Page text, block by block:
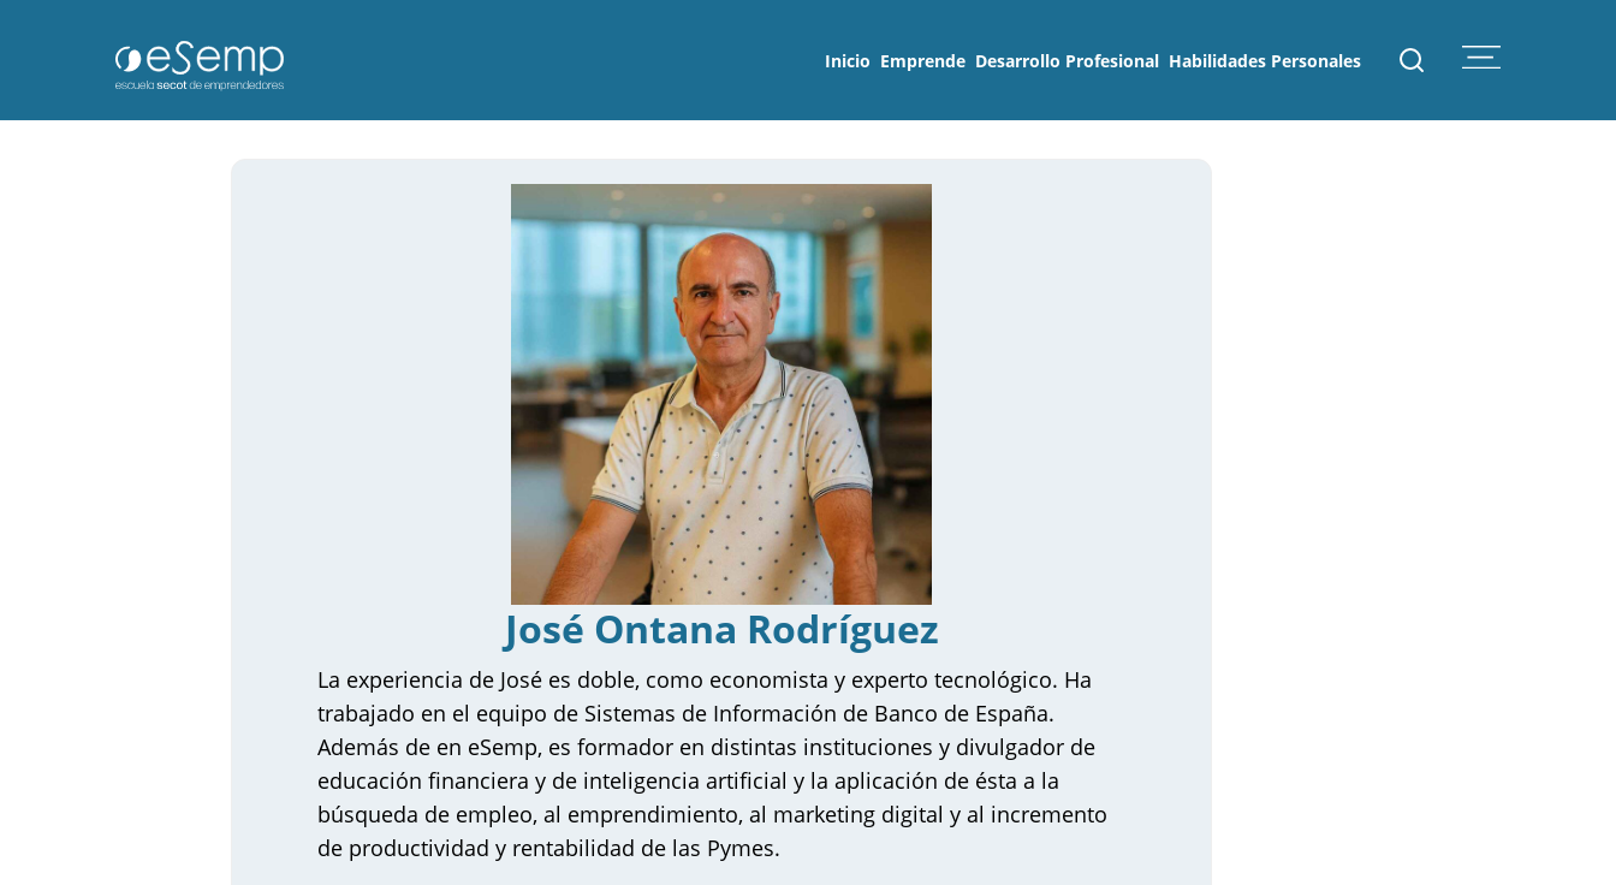
Inicio Emprende Desarrollo Profesional Habilidades Personales
Escuela SECOT de Emprendedores – eSemp
Claustro de Profesores
¿Por qué elegir eSemp?
Testimonios
Inscripción
José Ontana Rodríguez
La experiencia de José es doble, como economista y experto tecnológico. Ha
trabajado en el equipo de Sistemas de Información de Banco de España.
Además de en eSemp, es formador en distintas instituciones y divulgador de
educación financiera y de inteligencia artificial y la aplicación de ésta a la
búsqueda de empleo, al emprendimiento, al marketing digital y al incremento
de productividad y rentabilidad de las Pymes.